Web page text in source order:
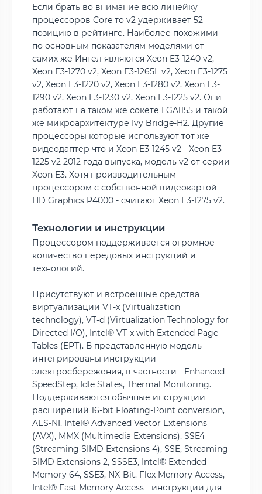
Если брать во внимание всю линейку
процессоров Core то v2 удерживает 52
позицию в рейтинге. Наиболее похожими
по основным показателям моделями от
самих же Интел являются Xeon E3-1240 v2,
Xeon E3-1270 v2, Xeon E3-1265L v2, Xeon E3-1275
v2, Xeon E3-1220 v2, Xeon E3-1280 v2, Xeon E3-
1290 v2, Xeon E3-1230 v2, Xeon E3-1225 v2. Они
работают на таком же сокете LGA1155 и такой
же микроархитектуре Ivy Bridge-H2. Другие
процессоры которые используют тот же
видеодаптер что и Xeon E3-1245 v2 - Xeon E3-
1225 v2 2012 года выпуска, модель v2 от серии
Xeon E3. Хотя производительным
процессором с собственной видеокартой
HD Graphics P4000 - считают Xeon E3-1275 v2.
Технологии и инструкции
Процессором поддерживается огромное
количество передовых инструкций и
технологий.
Присутствуют и встроенные средства
виртуализации VT-x (Virtualization
technology), VT-d (Virtualization Technology for
Directed I/O), Intel® VT-x with Extended Page
Tables (EPT). В представленную модель
интегрированы инструкции
электросбережения, в частности - Enhanced
SpeedStep, Idle States, Thermal Monitoring.
Поддерживаются обычные инструкции
расширений 16-bit Floating-Point conversion,
AES-NI, Intel® Advanced Vector Extensions
(AVX), MMX (Multimedia Extensions), SSE4
(Streaming SIMD Extensions 4), SSE, Streaming
SIMD Extensions 2, SSSE3, Intel® Extended
Memory 64, SSE3, NX-Bit. Flex Memory Access,
Intel® Fast Memory Access - инструкции для